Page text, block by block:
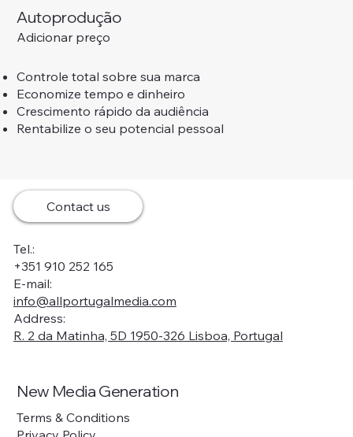
Autoprodução
Adicionar preço
Controle total sobre sua marca
Economize tempo e dinheiro
Crescimento rápido da audiência
Rentabilize o seu potencial pessoal
Contact us
Tel.:
+351 910 252 165
E-mail:
info@allportugalmedia.com
Address:
R. 2 da Matinha, 5D 1950-326 Lisboa, Portugal
New Media Generation
Terms & Conditions